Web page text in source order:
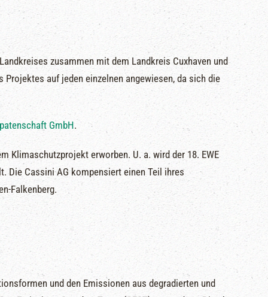
zusammen mit dem Landkreis Cuxhaven und
auf jeden einzelnen angewiesen, da sich die
GmbH.
Klimaschutzprojekt erworben. U. a. wird der 18. EWE
Die Cassini AG kompensiert einen Teil ihres
Falkenberg.
und den Emissionen aus degradierten und